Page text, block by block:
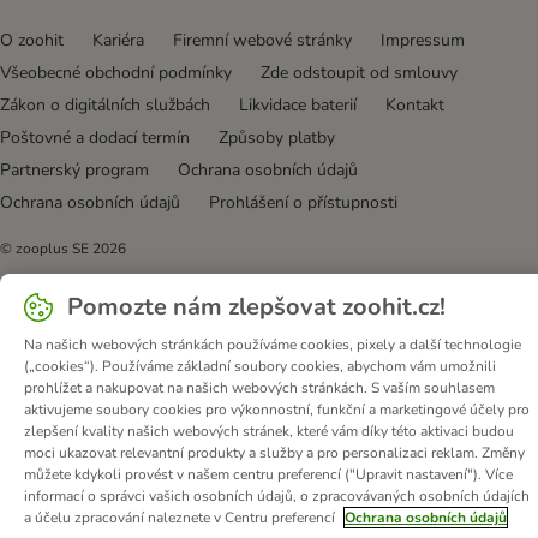
O zoohit Kariéra Firemní webové stránky
Impressum
Všeobecné obchodní podmínky
Zde odstoupit od smlouvy
Zákon o digitálních službách
Likvidace baterií
Kontakt
Poštovné a dodací termín
Způsoby platby
Partnerský program
Ochrana osobních údajů
Ochrana osobních údajů
Prohlášení o přístupnosti
© zooplus SE 2026
Pomozte nám zlepšovat zoohit.cz!
Na našich webových stránkách používáme cookies, pixely a další technologie
(„cookies“). Používáme základní soubory cookies, abychom vám umožnili
prohlížet a nakupovat na našich webových stránkách. S vaším souhlasem
aktivujeme soubory cookies pro výkonnostní, funkční a marketingové účely pro
zlepšení kvality našich webových stránek, které vám díky této aktivaci budou
moci ukazovat relevantní produkty a služby a pro personalizaci reklam. Změny
můžete kdykoli provést v našem centru preferencí ("Upravit nastavení"). Více
informací o správci vašich osobních údajů, o zpracovávaných osobních údajích
a účelu zpracování naleznete v Centru preferencí Ochrana osobních údajů